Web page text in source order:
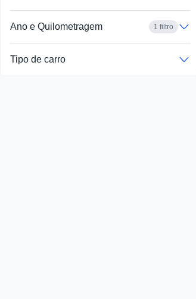
Ano e Quilometragem 1 filtro
Tipo de carro